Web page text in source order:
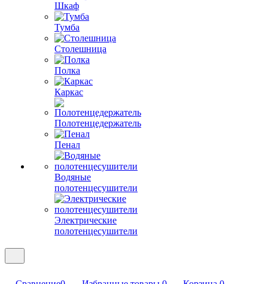
Шкаф
Тумба
Столешница
Полка
Каркас
Полотенцедержатель
Пенал
Водяные
полотенцесушители
Электрические
полотенцесушители